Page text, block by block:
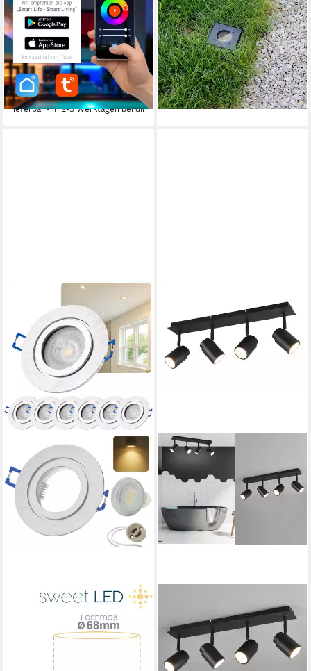
Bodenstrahler BORU rund
gebürstet mit LED SMART
GU10 dimmbar, Smart
Produktdatenblatt
119,95 € UVP199,95 €
(29,99 €/ 1 Stk)
-40%
lieferbar - in 2-3 Werktagen bei dir
Einbau Bodenstrahler für
GU10 eckig schwarz IP67
Bodenleuchte
89,95 € UVP149,95 €
(22,49 €/ 1 Stk)
-40%
lieferbar - in 2-3 Werktagen bei dir
SWEET LED
LED Einbaustrahler 6er Set
IP44 Bad Aluminium GU10
7W LED Spots 230V Alu-
gebürstet, Leuchtmittel
LED Deckenstrahler
Badezimmer geeignet, Breite
52cm, dimmbar, LED
wechselbar, Warmweiß, innen